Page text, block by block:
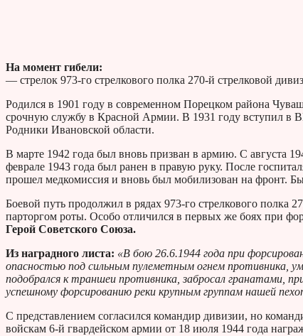
На момент гибели:
— стрелок 973-го стрелкового полка 270-й стрелковой
Родился в 1901 году в современном Порецком района
срочную службу в Красной Армии. В 1931 году вступил в
Родники Ивановской области.
В марте 1942 года был вновь призван в армию. С августа
феврале 1943 года был ранен в правую руку. После
прошел медкомиссия и вновь был мобилизован на фронт.
Боевой путь продолжил в рядах 973-го стрелкового полка
парторгом роты. Особо отличился в первых же боях при
Герой Советского Союза.
Из наградного листа: «В бою 26.6.1944 года при
опасностью под сильным пулеметным огнем противника,
подобрался к траншеи противника, забросал гранатами,
успешному форсированию реки крупным группам нашей
С представлением согласился командир дивизии, но
войскам 6-й гвардейском армии от 18 июля 1944 года